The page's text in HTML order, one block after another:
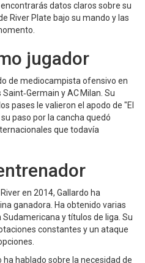
datos claros sobre su
River Plate bajo su mando y las
jugador
de mediocampista ofensivo en
y AC Milan. Su
pases le valieron el apodo de "El
paso por la cancha quedó
que todavía
en 2014, Gallardo ha
ganadora. Ha obtenido varias
y títulos de liga. Su
constantes y un ataque
hablado sobre la necesidad de